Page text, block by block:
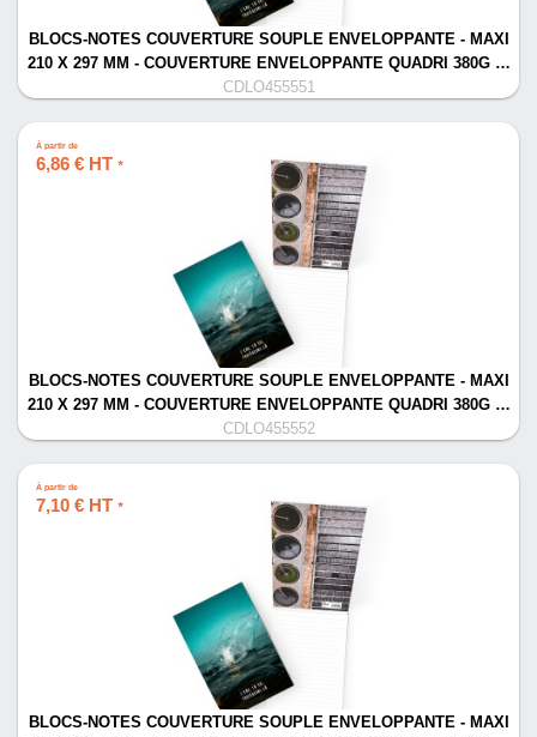
BLOCS-NOTES COUVERTURE SOUPLE ENVELOPPANTE - MAXI
210 X 297 MM - COUVERTURE ENVELOPPANTE QUADRI 380G …
CDLO455551
À partir de
6,86 € HT *
BLOCS-NOTES COUVERTURE SOUPLE ENVELOPPANTE - MAXI
210 X 297 MM - COUVERTURE ENVELOPPANTE QUADRI 380G …
CDLO455552
À partir de
7,10 € HT *
BLOCS-NOTES COUVERTURE SOUPLE ENVELOPPANTE - MAXI